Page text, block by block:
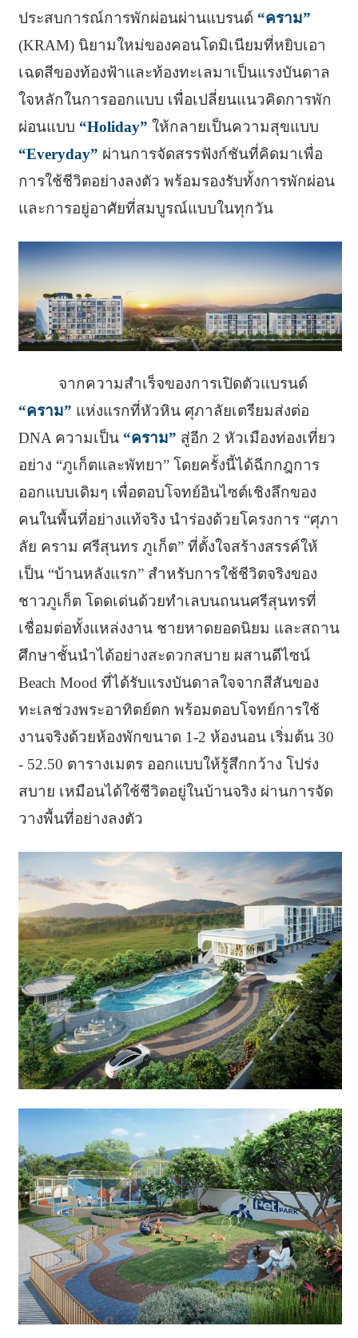
ประสบการณ์การพักผ่อนผ่านแบรนด์ “คราม”
(KRAM) นิยามใหม่ของคอนโดมิเนียมที่หยิบเอา
เฉดสีของท้องฟ้าและท้องทะเลมาเป็นแรงบันดาล
ใจหลักในการออกแบบ เพื่อเปลี่ยนแนวคิดการพัก
ผ่อนแบบ “Holiday” ให้กลายเป็นความสุขแบบ
“Everyday” ผ่านการจัดสรรฟังก์ชันที่คิดมาเพื่อ
การใช้ชีวิตอย่างลงตัว พร้อมรองรับทั้งการพักผ่อน
และการอยู่อาศัยที่สมบูรณ์แบบในทุกวัน
จากความสำเร็จของการเปิดตัวแบรนด์
“คราม” แห่งแรกที่หัวหิน ศุภาลัยเตรียมส่งต่อ
DNA ความเป็น “คราม” สู่อีก 2 หัวเมืองท่องเที่ยว
อย่าง “ภูเก็ตและพัทยา” โดยครั้งนี้ได้ฉีกกฎการ
ออกแบบเดิมๆ เพื่อตอบโจทย์อินไซต์เชิงลึกของ
คนในพื้นที่อย่างแท้จริง นำร่องด้วยโครงการ “ศุภา
ลัย คราม ศรีสุนทร ภูเก็ต” ที่ตั้งใจสร้างสรรค์ให้
เป็น “บ้านหลังแรก” สำหรับการใช้ชีวิตจริงของ
ชาวภูเก็ต โดดเด่นด้วยทำเลบนถนนศรีสุนทรที่
เชื่อมต่อทั้งแหล่งงาน ชายหาดยอดนิยม และสถาน
ศึกษาชั้นนำได้อย่างสะดวกสบาย ผสานดีไซน์
Beach Mood ที่ได้รับแรงบันดาลใจจากสีสันของ
ทะเลช่วงพระอาทิตย์ตก พร้อมตอบโจทย์การใช้
งานจริงด้วยห้องพักขนาด 1-2 ห้องนอน เริ่มต้น 30
- 52.50 ตารางเมตร ออกแบบให้รู้สึกกว้าง โปร่ง
สบาย เหมือนได้ใช้ชีวิตอยู่ในบ้านจริง ผ่านการจัด
วางพื้นที่อย่างลงตัว